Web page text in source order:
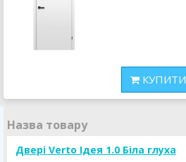
Назва товару
Двері Verto Ідея 1.0 Біла глуха
КУПИТИ